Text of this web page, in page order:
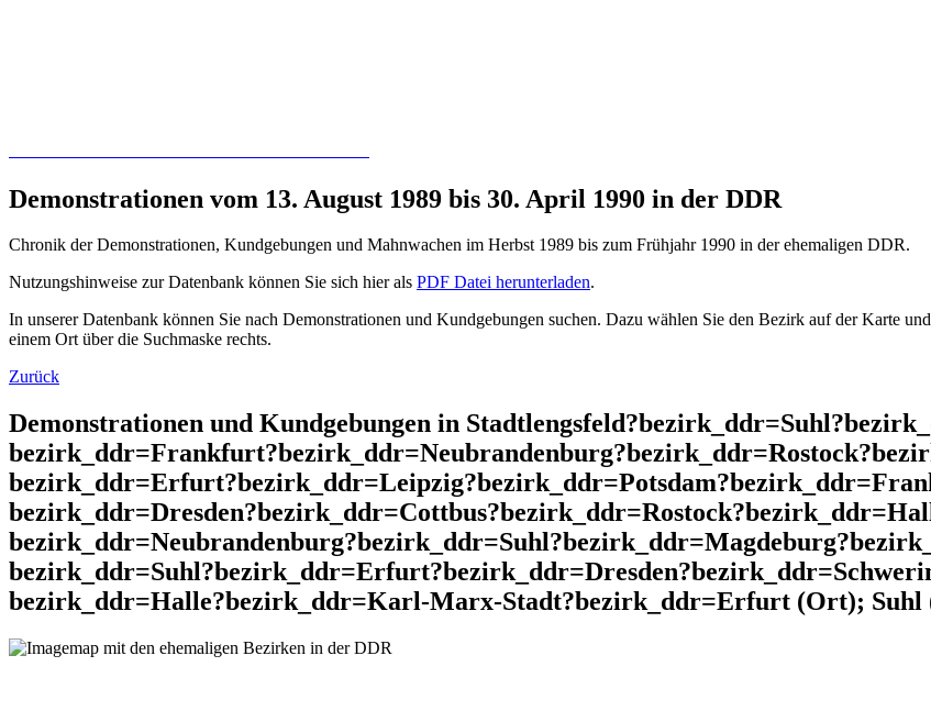
Demonstrationen vom 13. August 1989 bis 30. April 1990 in der DDR
Chronik der Demonstrationen, Kundgebungen und Mahnwachen im Herbst 1989 bis zum Frühjahr 1990 in der ehemaligen DDR.
Nutzungshinweise zur Datenbank können Sie sich hier als PDF Datei herunterladen.
In unserer Datenbank können Sie nach Demonstrationen und Kundgebungen suchen. Dazu wählen Sie den Bezirk auf der Karte
einem Ort über die Suchmaske rechts.
Zurück
Demonstrationen und Kundgebungen in
bezirk_ddr=Halle?bezirk_ddr=Karl-Marx-Stadt?bezirk_ddr=Erfurt (Ort); Suhl